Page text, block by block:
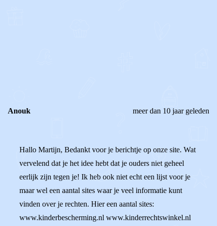
Anouk meer dan 10 jaar geleden
Hallo Martijn, Bedankt voor je berichtje op onze site. Wat
vervelend dat je het idee hebt dat je ouders niet geheel
eerlijk zijn tegen je! Ik heb ook niet echt een lijst voor je
maar wel een aantal sites waar je veel informatie kunt
vinden over je rechten. Hier een aantal sites:
www.kinderbescherming.nl www.kinderrechtswinkel.nl